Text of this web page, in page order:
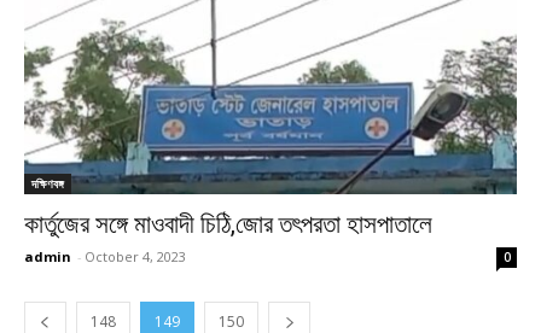
দক্ষিণবঙ্গ
কার্তুজের সঙ্গে মাওবাদী চিঠি,জোর তৎপরতা হাসপাতালে
admin - October 4, 2023 0
148 149 150